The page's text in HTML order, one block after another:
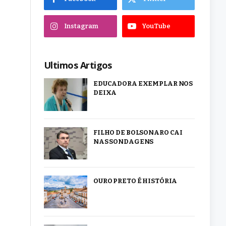
Instagram YouTube
Ultimos Artigos
EDUCADORA EXEMPLAR NOS
DEIXA
FILHO DE BOLSONARO CAI
NAS SONDAGENS
OURO PRETO É HISTÓRIA